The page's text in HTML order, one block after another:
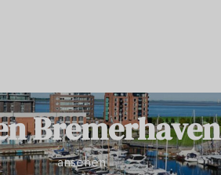
Bremerhaven
ansehen